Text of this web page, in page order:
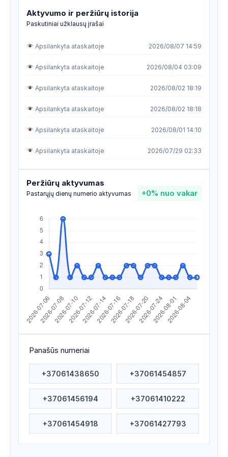
Aktyvumo ir peržiūrų istorija
Paskutiniai užklausų įrašai
Apsilankyta ataskaitoje 2026/08/07 14:59
Apsilankyta ataskaitoje 2026/08/04 03:09
Apsilankyta ataskaitoje 2026/08/02 18:19
Apsilankyta ataskaitoje 2026/08/02 18:18
Apsilankyta ataskaitoje 2026/08/01 14:10
Apsilankyta ataskaitoje 2026/07/29 02:33
Apsilankyta ataskaitoje 2026/07/24 03:04
Apsilankyta ataskaitoje 2026/07/22 19:32
Apsilankyta ataskaitoje
Apsilankyta ataskaitoje
Apsilankyta ataskaitoje 2026/07/19 22:18
Apsilankyta ataskaitoje 2026/07/18 23:52
Apsilankyta ataskaitoje 2026/07/18 19:59
Apsilankyta ataskaitoje 2026/07/15 07:35
Apsilankyta ataskaitoje 2026/07/14 12:40
Apsilankyta ataskaitoje 2026/07/13 05:43
Peržiūrų aktyvumas
Pastarųjų dienų numerio aktyvumas +0% nuo vakar
Panašūs numeriai
+37061438650 +37061454857
+37061456194 +37061410222
+37061454918 +37061427793